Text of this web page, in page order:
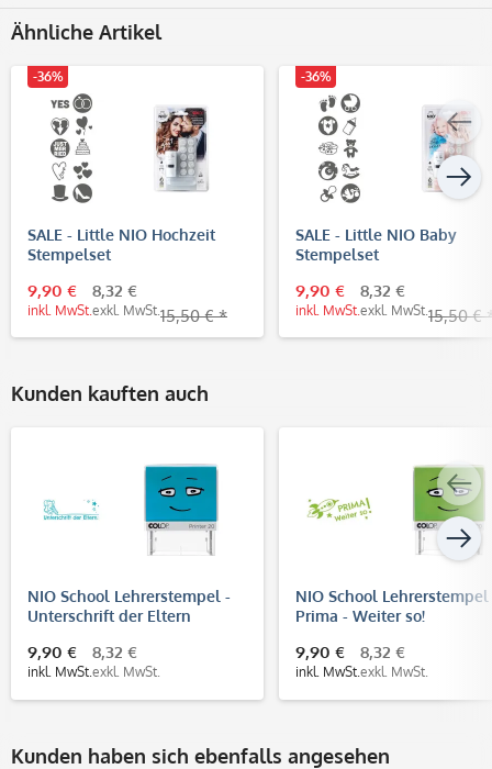
Ähnliche Artikel
-36%
SALE - Little NIO Hochzeit
Stempelset
9,90 €
inkl. MwSt.
8,32 €
exkl. MwSt. 15,50 € *
-36%
SALE - Little NIO Baby
Stempelset
9,90 €
inkl. MwSt.
8,32 €
exkl. MwSt. 15,50 €
Kunden kauften auch
NIO School Lehrerstempel -
Unterschrift der Eltern
9,90 €
inkl. MwSt.
8,32 €
exkl. MwSt.
NIO School Lehrerstempel
Prima - Weiter so!
9,90 €
inkl. MwSt.
8,32 €
exkl. MwSt.
Kunden haben sich ebenfalls angesehen